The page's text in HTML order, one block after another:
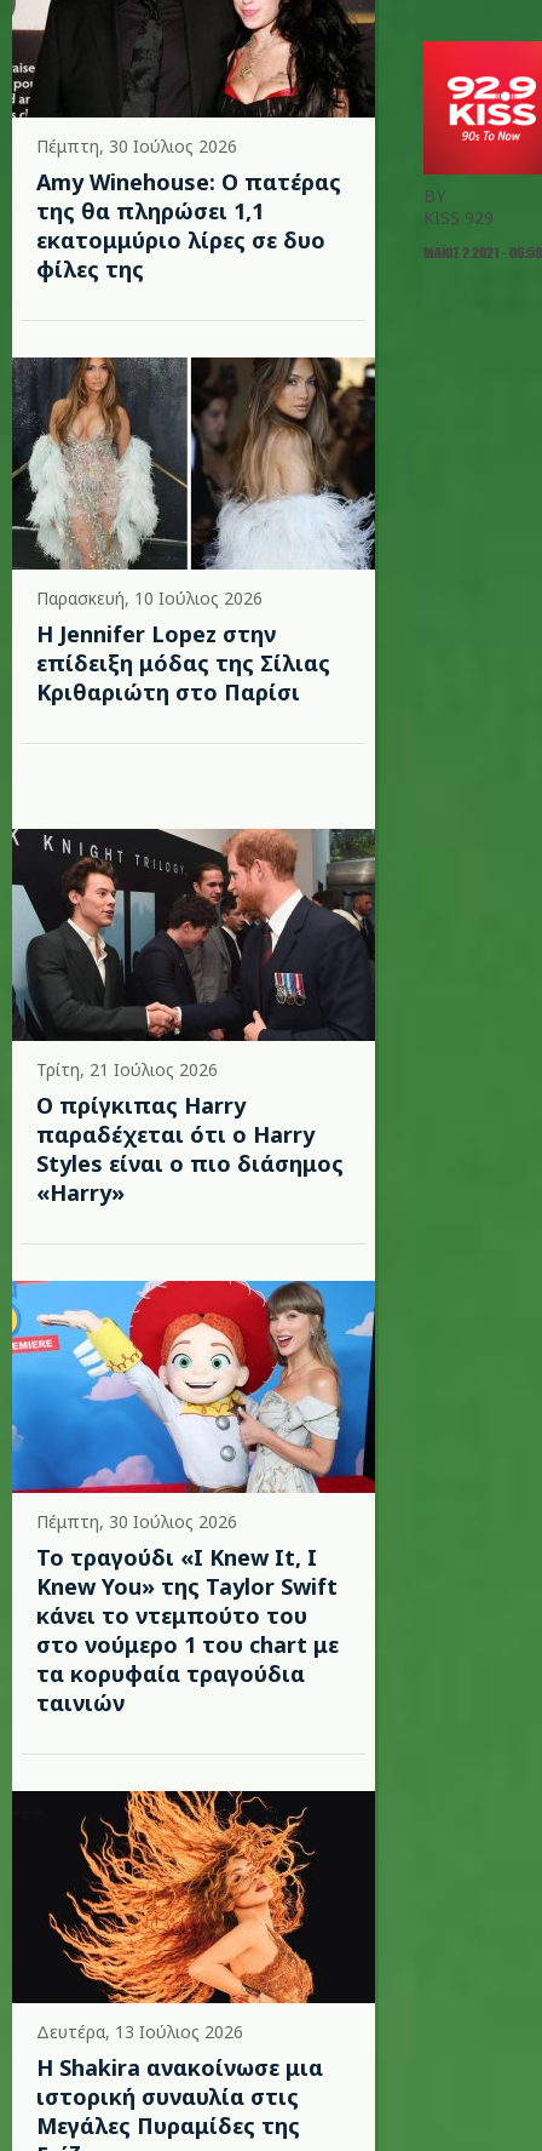
Πέμπτη, 30 Ιούλιος 2026
Amy Winehouse: Ο πατέρας
της θα πληρώσει 1,1
εκατομμύριο λίρες σε δυο
φίλες της
Παρασκευή, 10 Ιούλιος 2026
Η Jennifer Lopez στην
επίδειξη μόδας της Σίλιας
Κριθαριώτη στο Παρίσι
Τρίτη, 21 Ιούλιος 2026
Ο πρίγκιπας Harry
παραδέχεται ότι ο Harry
Styles είναι ο πιο διάσημος
«Harry»
Πέμπτη, 30 Ιούλιος 2026
Το τραγούδι «I Knew It, I
Knew You» της Taylor Swift
κάνει το ντεμπούτο του
στο νούμερο 1 του chart με
τα κορυφαία τραγούδια
ταινιών
Δευτέρα, 13 Ιούλιος 2026
Η Shakira ανακοίνωσε μια
ιστορική συναυλία στις
Μεγάλες Πυραμίδες της
BY
KISS 929
ΜΆΙΟΣ 2 2021 - 06:58